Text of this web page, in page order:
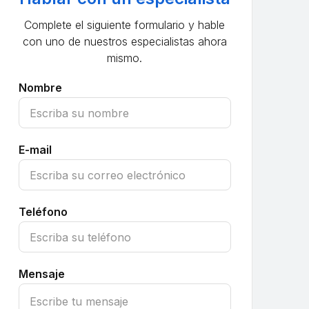
Complete el siguiente formulario y hable
con uno de nuestros especialistas ahora
mismo.
Nombre
E-mail
Teléfono
Mensaje